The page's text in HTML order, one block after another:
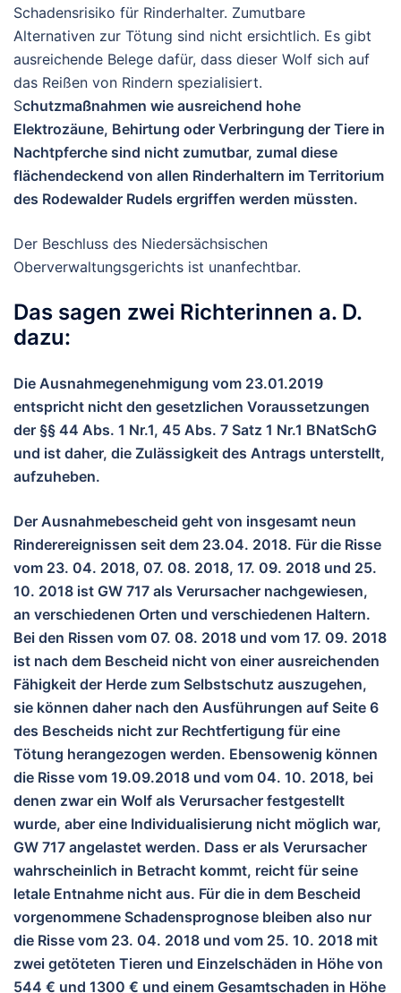
Schadensrisiko für Rinderhalter. Zumutbare
Alternativen zur Tötung sind nicht ersichtlich. Es gibt
ausreichende Belege dafür, dass dieser Wolf sich auf
das Reißen von Rindern spezialisiert.
Schutzmaßnahmen wie ausreichend hohe
Elektrozäune, Behirtung oder Verbringung der Tiere in
Nachtpferche sind nicht zumutbar, zumal diese
flächendeckend von allen Rinderhaltern im Territorium
des Rodewalder Rudels ergriffen werden müssten.
Der Beschluss des Niedersächsischen
Oberverwaltungsgerichts ist unanfechtbar.
Das sagen zwei Richterinnen a. D.
dazu:
Die Ausnahmegenehmigung vom 23.01.2019
entspricht nicht den gesetzlichen Voraussetzungen
der §§ 44 Abs. 1 Nr.1, 45 Abs. 7 Satz 1 Nr.1 BNatSchG
und ist daher, die Zulässigkeit des Antrags unterstellt,
aufzuheben.
Der Ausnahmebescheid geht von insgesamt neun
Rinderereignissen seit dem 23.04. 2018. Für die Risse
vom 23. 04. 2018, 07. 08. 2018, 17. 09. 2018 und 25.
10. 2018 ist GW 717 als Verursacher nachgewiesen,
an verschiedenen Orten und verschiedenen Haltern.
Bei den Rissen vom 07. 08. 2018 und vom 17. 09. 2018
ist nach dem Bescheid nicht von einer ausreichenden
Fähigkeit der Herde zum Selbstschutz auszugehen,
sie können daher nach den Ausführungen auf Seite 6
des Bescheids nicht zur Rechtfertigung für eine
Tötung herangezogen werden. Ebensowenig können
die Risse vom 19.09.2018 und vom 04. 10. 2018, bei
denen zwar ein Wolf als Verursacher festgestellt
wurde, aber eine Individualisierung nicht möglich war,
GW 717 angelastet werden. Dass er als Verursacher
wahrscheinlich in Betracht kommt, reicht für seine
letale Entnahme nicht aus. Für die in dem Bescheid
vorgenommene Schadensprognose bleiben also nur
die Risse vom 23. 04. 2018 und vom 25. 10. 2018 mit
zwei getöteten Tieren und Einzelschäden in Höhe von
544 € und 1300 € und einem Gesamtschaden in Höhe